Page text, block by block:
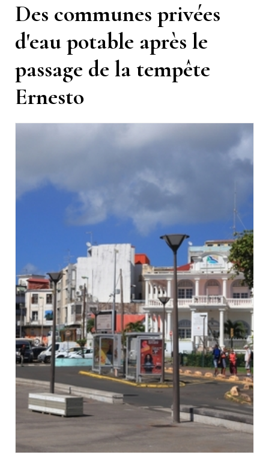
Des communes privées
d'eau potable après le
passage de la tempête
Ernesto